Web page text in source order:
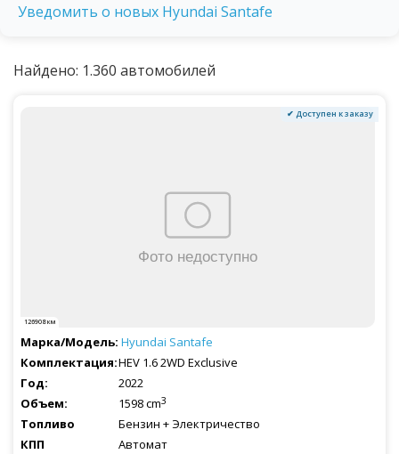
Уведомить о новых Hyundai Santafe
Найдено: 1.360 автомобилей
✔ Доступен к заказу
126908 км
Hyundai Santafe
HEV 1.6 2WD Exclusive
2022
1598 cm3
Бензин + Электричество
Автомат